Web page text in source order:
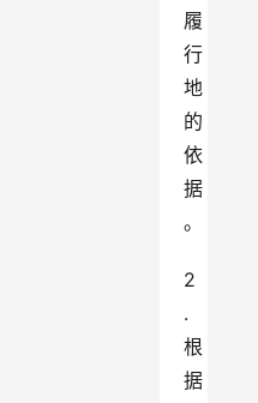
履
行
地
的
依
据
。
2
.
根
据